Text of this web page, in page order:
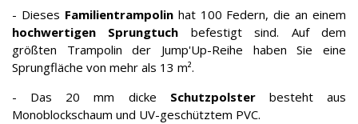
- Dieses Familientrampolinhat 100 Federn, die an einem
hochwertigen Sprungtuch befestigt sind. Auf dem
größten Trampolin der Jump'Up-Reihe haben Sie eine
Sprungfläche von mehr als 13 m².
- Das 20 mm dicke Schutzpolsterbesteht aus
Monoblockschaum und UV-geschütztem PVC.